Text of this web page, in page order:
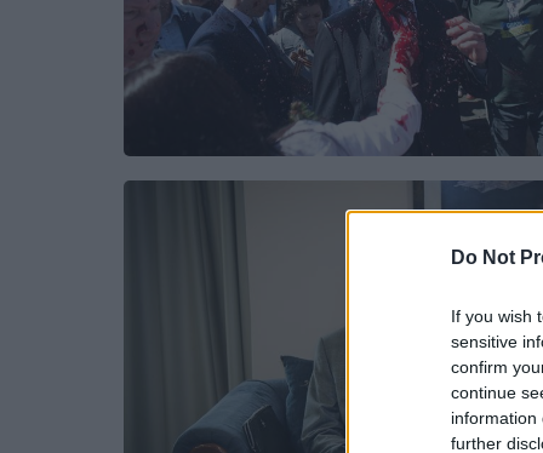
Do Not
If you wish
sensitive
confirm
continue
information
further